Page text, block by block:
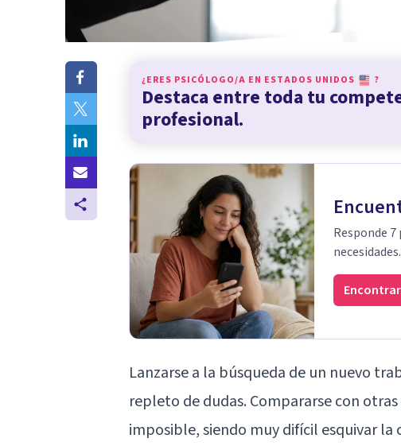
¿ERES PSICÓLOGO/A EN ESTADOS UNIDOS ?
Destaca entre toda tu
profesional.
Responde
necesidades.
Lanzarse a la búsqueda de un nuevo
repleto de dudas. Compararse con
imposible, siendo muy difícil esquivar